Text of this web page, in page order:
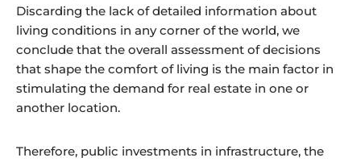
Discarding the lack of detailed information about
living conditions in any corner of the world, we
conclude that the overall assessment of decisions
that shape the comfort of living is the main factor in
stimulating the demand for real estate in one or
another location.
Therefore, public investments in infrastructure, the